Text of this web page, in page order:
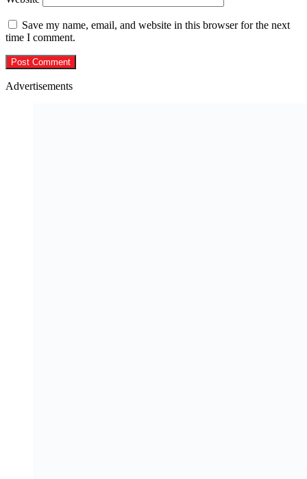
Save my name, email, and website in this browser for the next
time I comment.
Advertisements